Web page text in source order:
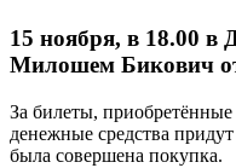
15 ноября, в 18.00 в
Милошем Бикович
За билеты,
денежные средства
была совершена покупка.